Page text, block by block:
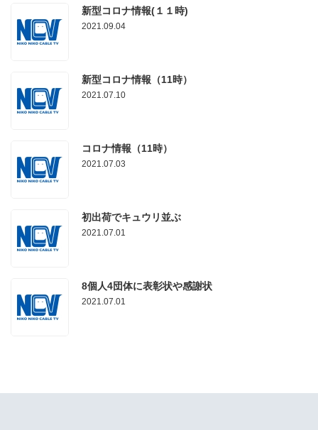
新型コロナ情報(１１時)
2021.09.04
新型コロナ情報（11時）
2021.07.10
コロナ情報（11時）
2021.07.03
初出荷でキュウリ並ぶ
2021.07.01
8個人4団体に表彰状や感謝状
2021.07.01